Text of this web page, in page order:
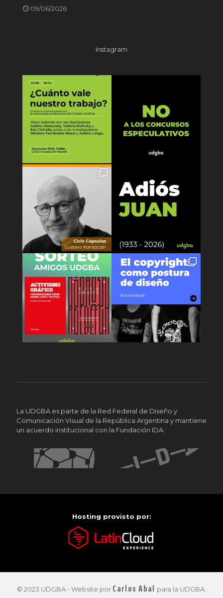
09/06/2026
Instagram
La UDGBA es parte de la Red Federal de Diseño y
Comunicación Visual de la República Argentina y mantiene
un acuerdo institucional con la Fundación IDA.
Hosting provisto por:
© 2023 UDGBA - Website por Carlos Abal para la UDGBA.